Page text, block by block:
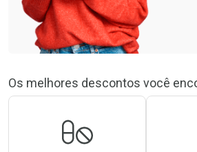
Os melhores descontos você